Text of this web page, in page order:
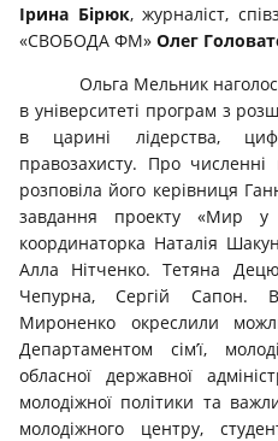
Ірина Бірюк, журналіст,
«СВОБОДА ФМ» Олег
Ольга Мельник
в університеті програм з
в царині лідерства,
правозахисту. Про численні
розповіла його керівниця
завдання проекту «Мир
координаторка Наталія
Алла Нітченко. Тетяна
Чепурна, Сергій Сапон.
Мироненко окреслили
Департаментом сім’ї,
обласної державної
молодіжної політики та
молодіжного центру,